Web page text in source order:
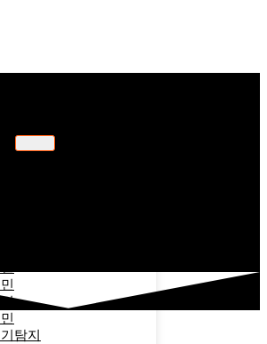
민
탐지